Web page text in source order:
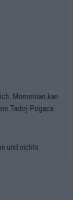
15 Sekunden
das Niewiado
Wendep
man bei so
und der K
am Ber
große Finale R
Oberwasser, ab
gehen. (gregman
Momentan kan
Tadej Pogacar
und nichts